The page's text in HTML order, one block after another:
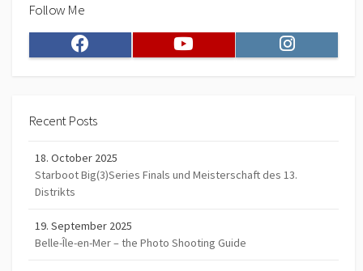
Follow Me
Facebook Instagram
Recent Posts
18. October 2025
Starboot Big(3)Series Finals und Meisterschaft des 13.
Distrikts
19. September 2025
Belle-Île-en-Mer – the Photo Shooting Guide